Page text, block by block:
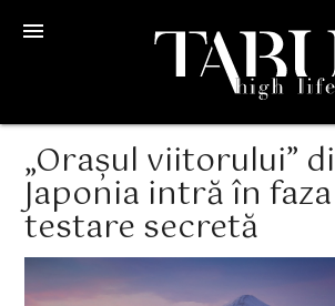
menu
„Orașul viitorului”
Japonia intră în
testare secretă